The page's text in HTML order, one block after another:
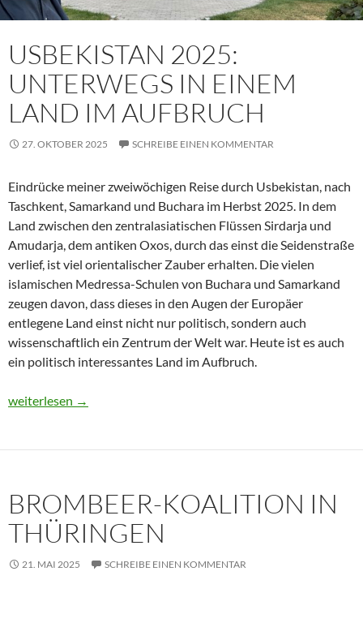
USBEKISTAN 2025:
UNTERWEGS IN EINEM
LAND IM AUFBRUCH
27. OKTOBER 2025 SCHREIBE EINEN KOMMENTAR
Eindrücke meiner zweiwöchigen Reise durch Usbekistan, nach
Taschkent, Samarkand und Buchara im Herbst 2025. In dem
Land zwischen den zentralasiatischen Flüssen Sirdarja und
Amudarja, dem antiken Oxos, durch das einst die Seidenstraße
verlief, ist viel orientalischer Zauber erhalten. Die vielen
islamischen Medressa-Schulen von Buchara und Samarkand
zeugen davon, dass dieses in den Augen der Europäer
entlegene Land einst nicht nur politisch, sondern auch
wissenschaftlich ein Zentrum der Welt war. Heute ist es auch
ein politisch interessantes Land im Aufbruch.
Usbekistan 2025: Unterwegs in einem Land im Aufbruch
weiterlesen →
BROMBEER-KOALITION IN
THÜRINGEN
21. MAI 2025 SCHREIBE EINEN KOMMENTAR